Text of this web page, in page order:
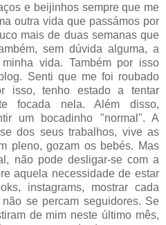
e beijinhos sempre que me
outra vida que passámos por
mais de duas semanas que
sem dúvida alguma, a
vida. Também por isso
Senti que me foi roubado
isso, tenho estado a tentar
focada nela. Além disso,
um bocadinho "normal". A
dos seus trabalhos, vive as
pleno, gozam os bebés. Mas
não pode desligar-se com a
aquela necessidade de estar
instagrams, mostrar cada
se percam seguidores. Se
de mim neste último mês,